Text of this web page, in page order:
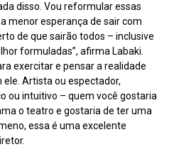
disso. Vou reformular essas
menor esperança de sair com
de que sairão todos – inclusive
formuladas”, afirma Labaki.
exercitar e pensar a realidade
Artista ou espectador,
ou intuitivo – quem você gostaria
o teatro e gostaria de ter uma
essa é uma excelente